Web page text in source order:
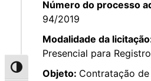
Alternar alto contraste
Número do processo
94/2019
Modalidade da
Presencial para
Objeto: Contratação